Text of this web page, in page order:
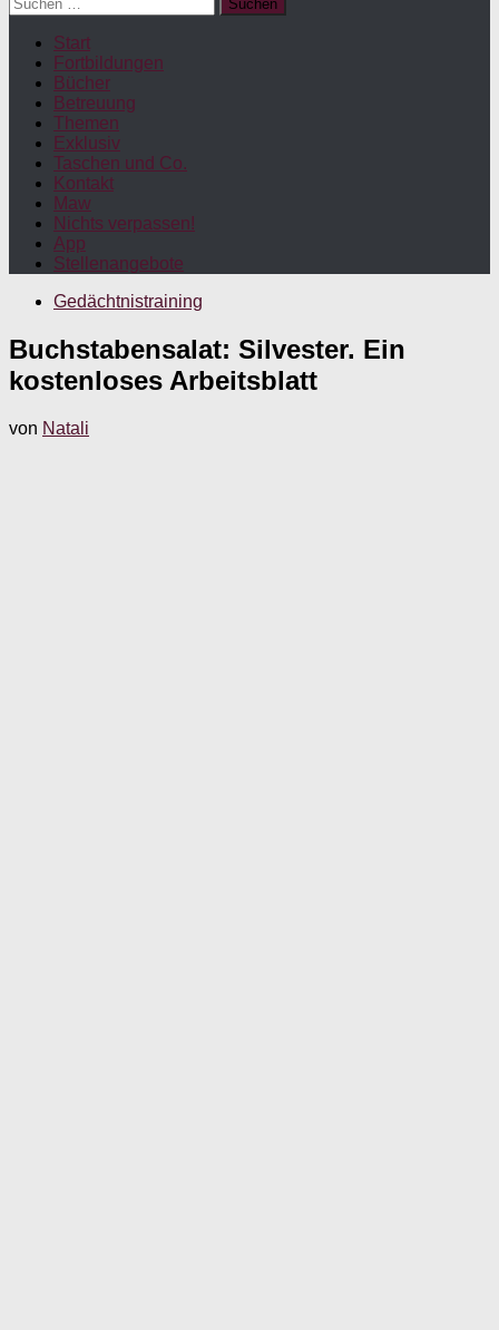
nach:
Start
Fortbildungen
Bücher
Betreuung
Themen
Exklusiv
Taschen und Co.
Kontakt
Maw
Nichts verpassen!
App
Stellenangebote
Gedächtnistraining
Buchstabensalat: Silvester. Ein
kostenloses Arbeitsblatt
von Natali